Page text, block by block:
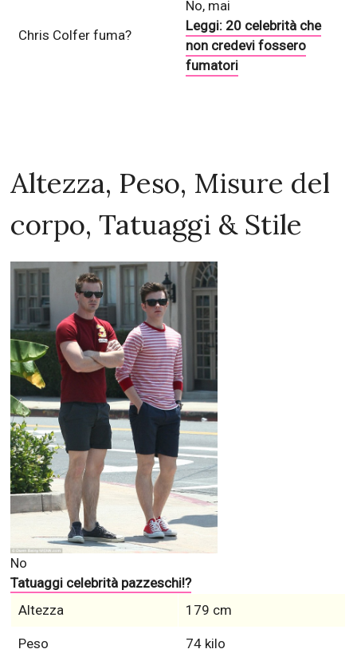
Chris Colfer fuma?
No, mai
Leggi: 20 celebrità che
non credevi fossero
fumatori
Altezza, Peso, Misure del
corpo, Tatuaggi & Stile
No
Tatuaggi celebrità pazzeschi!?
Altezza
179 cm
Peso 74 kilo